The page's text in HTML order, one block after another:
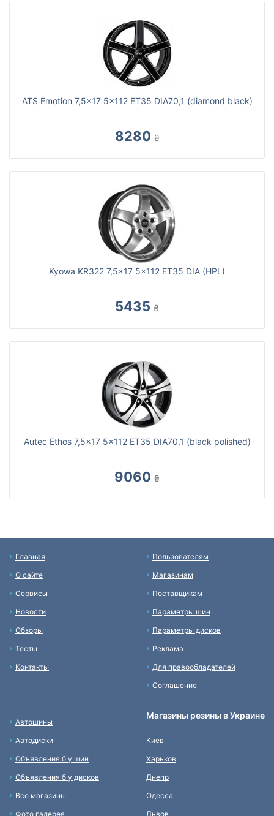
ATS Emotion 7,5x17 5x112 ET35 DIA70,1 (diamond black)
8280 ₴
Kyowa KR322 7,5x17 5x112 ET35 DIA (HPL)
5435 ₴
Autec Ethos 7,5x17 5x112 ET35 DIA70,1 (black polished)
9060 ₴
Главная
О сайте
Сервисы
Новости
Обзоры
Тесты
Контакты
Пользователям
Магазинам
Поставщикам
Параметры шин
Параметры дисков
Реклама
Для правообладателей
Соглашение
Автошины
Автодиски
Объявления б у шин
Объявления б у дисков
Все магазины
Фото галерея
Магазины резины в Украине
Киев
Харьков
Днепр
Одесса
Львов